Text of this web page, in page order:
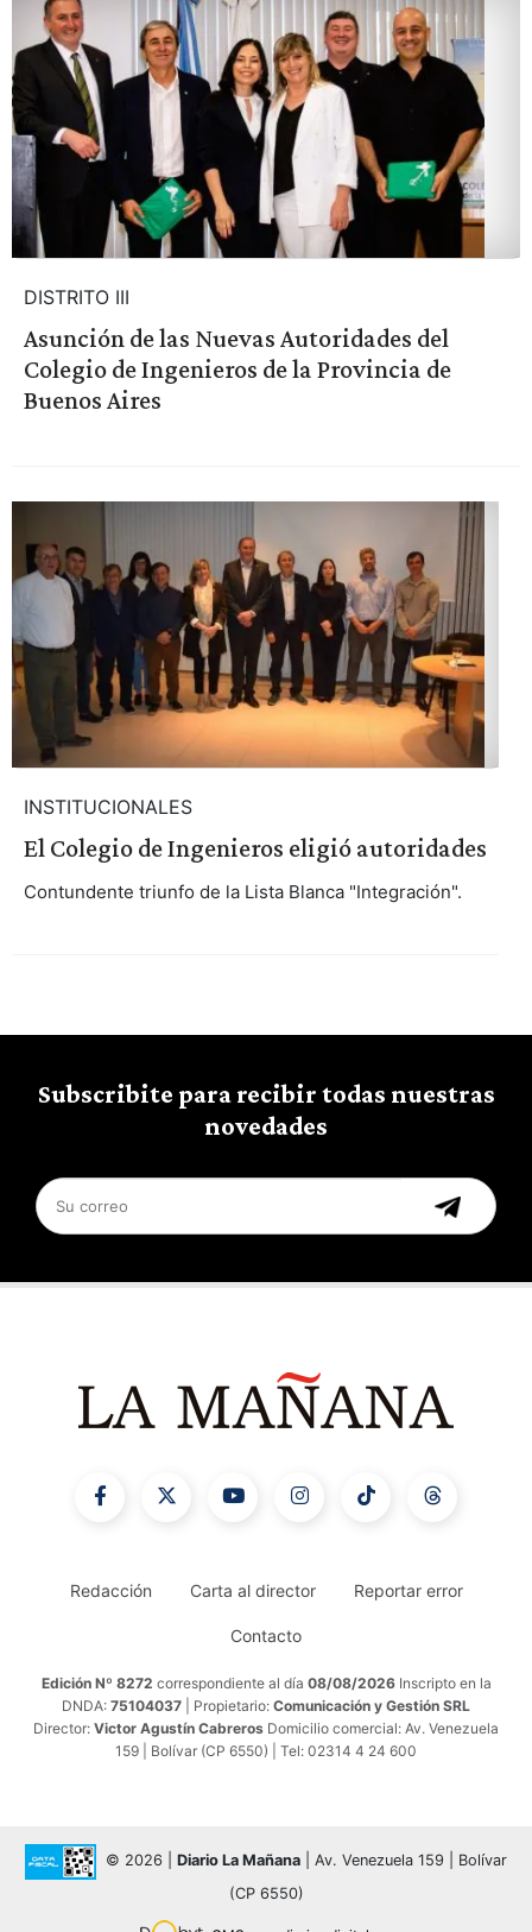
DISTRITO III
Asunción de las Nuevas Autoridades del
Colegio de Ingenieros de la Provincia de
Buenos Aires
INSTITUCIONALES
El Colegio de Ingenieros eligió autoridades
Contundente triunfo de la Lista Blanca "Integración".
Subscribite para recibir todas nuestras
novedades
Redacción Carta al director Reportar error
Contacto
Edición Nº 8272 correspondiente al día 08/08/2026 Inscripto en la
DNDA: 75104037 | Propietario: Comunicación y Gestión SRL
Director: Victor Agustín Cabreros Domicilio comercial: Av. Venezuela
159 | Bolívar (CP 6550) | Tel: 02314 4 24 600
© 2026 | Diario La Mañana | Av. Venezuela 159 | Bolívar
(CP 6550)